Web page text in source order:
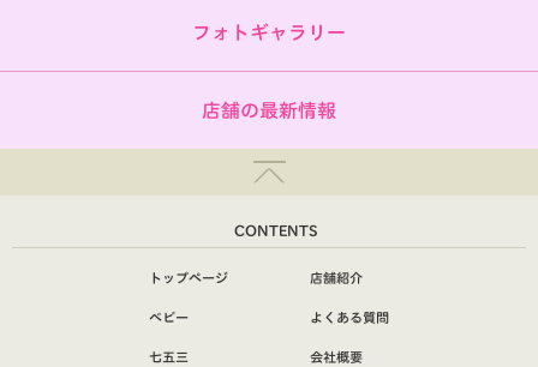
フォトギャラリー
店舗の最新情報
CONTENTS
トップページ
ベビー
七五三
店舗紹介
よくある質問
会社概要